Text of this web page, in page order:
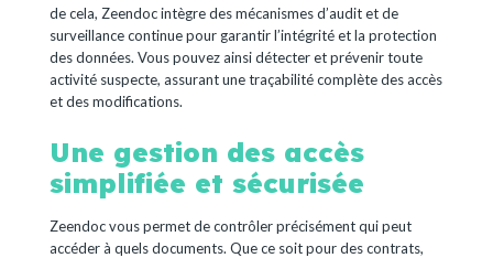
de cela, Zeendoc intègre des mécanismes d’audit et de
surveillance continue pour garantir l’intégrité et la protection
des données. Vous pouvez ainsi détecter et prévenir toute
activité suspecte, assurant une traçabilité complète des accès
et des modifications.
Une gestion des accès
simplifiée et sécurisée
Zeendoc vous permet de contrôler précisément qui peut
accéder à quels documents. Que ce soit pour des contrats,